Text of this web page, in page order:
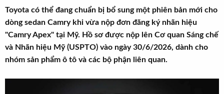
t
a
r
r
đ
ầ
u
Toyota có thể đang chuẩn bị bổ sung một phiên bản mới cho
dòng sedan Camry khi vừa nộp đơn đăng ký nhãn hiệu
"Camry Apex" tại Mỹ. Hồ sơ được nộp lên Cơ quan Sáng chế
và Nhãn hiệu Mỹ (USPTO) vào ngày 30/6/2026, dành cho
nhóm sản phẩm ô tô và các bộ phận liên quan.